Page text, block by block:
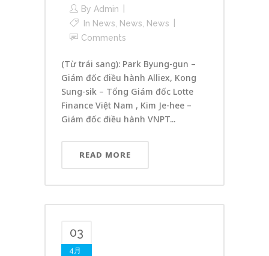
By Admin
In News News
News
Comments
(Từ trái sang): Park Byung-gun –
Giám đốc điều hành Alliex, Kong
Sung-sik – Tổng Giám đốc Lotte
Finance Việt Nam , Kim Je-hee –
Giám đốc điều hành VNPT...
READ MORE
03
4月